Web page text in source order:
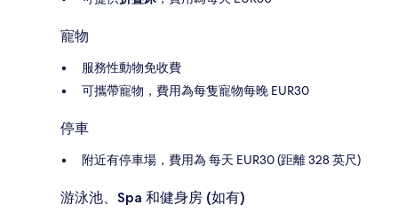
寵物
服務性動物免收費
可攜帶寵物，費用為每隻寵物每晚 EUR30
停車
附近有停車場，費用為 每天 EUR30 (距離 328 英尺)
游泳池、Spa 和健身房 (如有)